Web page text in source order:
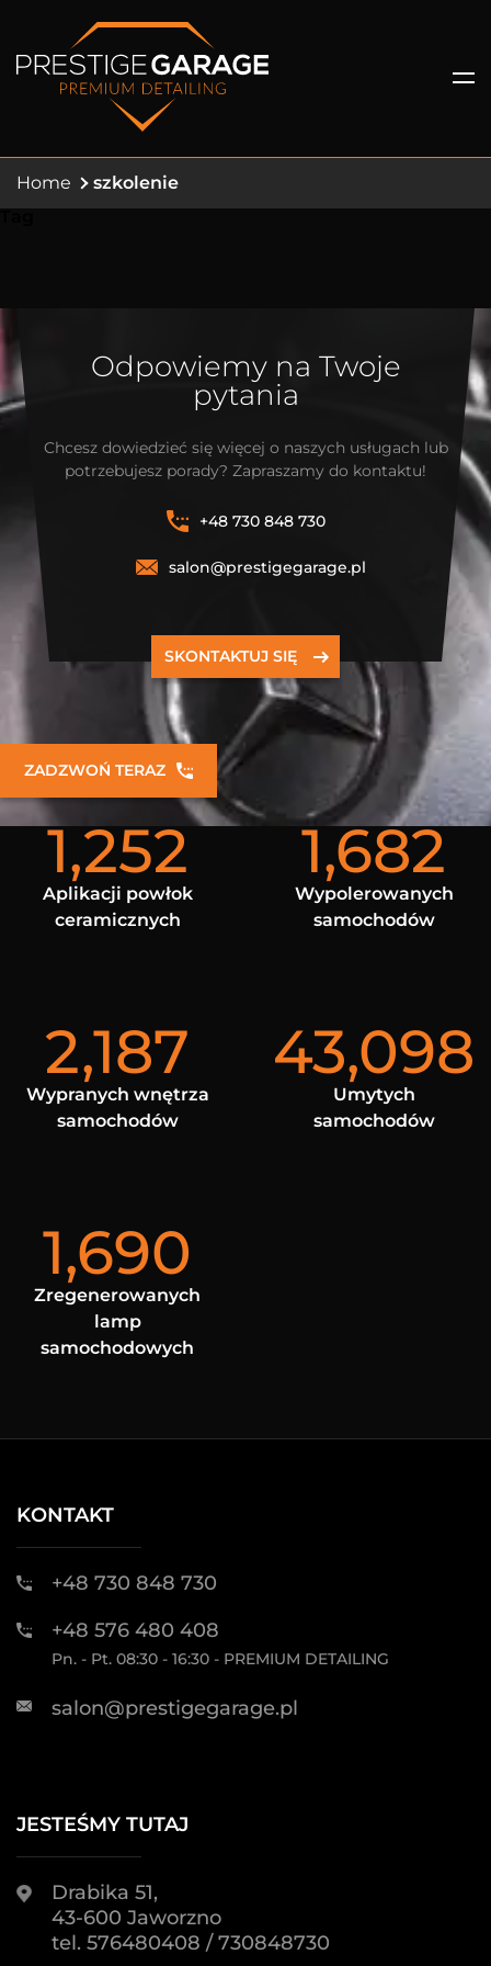
Home
szkolenie
Odpowiemy na Twoje
pytania
Chcesz dowiedzieć się więcej o naszych usługach lub
potrzebujesz porady? Zapraszamy do kontaktu!
+48 730 848 730
salon@prestigegarage.pl
SKONTAKTUJ SIĘ
ZADZWOŃ TERAZ
1,252
Aplikacji powłok
ceramicznych
1,682
Wypolerowanych
samochodów
2,187
Wypranych wnętrza
samochodów
43,098
Umytych
samochodów
1,690
Zregenerowanych
lamp
samochodowych
KONTAKT
+48 730 848 730
+48 576 480 408
Pn. - Pt. 08:30 - 16:30 - PREMIUM DETAILING
salon@prestigegarage.pl
JESTEŚMY TUTAJ
Drabika 51,
43-600 Jaworzno
tel. 576480408 / 730848730